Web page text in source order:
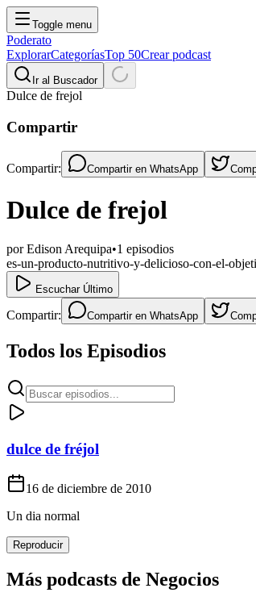
Toggle menu
Poderato
ExplorarCategoríasTop 50Crear podcast
Ir al Buscador
Dulce de frejol
Compartir
Compartir: Compartir en WhatsApp
Dulce de frejol
porEdison Arequipa•1 episodios
es-un-producto-nutritivo-y-delicioso-con-el-
Escuchar Último
Compartir: Compartir en WhatsApp
Todos los Episodios
dulce de fréjol
16 de diciembre de 2010
Un dia normal
Reproducir
Más podcasts de Negocios